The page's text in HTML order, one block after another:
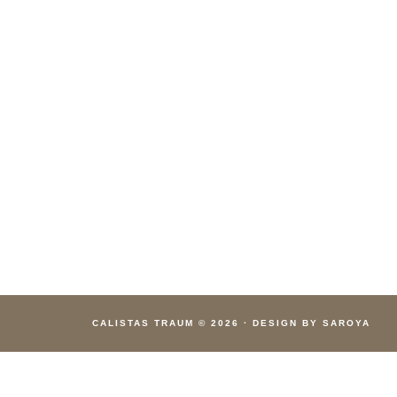
CALISTAS TRAUM © 2026 · DESIGN BY SAROYA